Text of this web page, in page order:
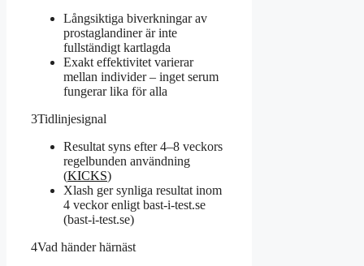
Långsiktiga biverkningar av
prostaglandiner är inte
fullständigt kartlagda
Exakt effektivitet varierar
mellan individer – inget serum
fungerar lika för alla
3Tidlinjesignal
Resultat syns efter 4–8 veckors
regelbunden användning
(KICKS)
Xlash ger synliga resultat inom
4 veckor enligt bast-i-test.se
(bast-i-test.se)
4Vad händer härnäst